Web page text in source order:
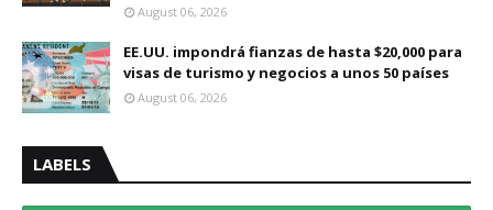
August 06, 2026
EE.UU. impondrá fianzas de hasta $20,000 para
visas de turismo y negocios a unos 50 países
August 06, 2026
LABELS